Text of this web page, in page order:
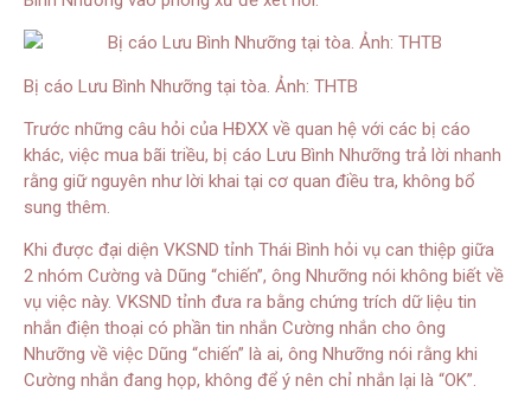
Bị cáo Lưu Bình Nhưỡng tại tòa. Ảnh: THTB
Trước những câu hỏi của HĐXX về quan hệ với các bị cáo
khác, việc mua bãi triều, bị cáo Lưu Bình Nhưỡng trả lời nhanh
rằng giữ nguyên như lời khai tại cơ quan điều tra, không bổ
sung thêm.
Khi được đại diện VKSND tỉnh Thái Bình hỏi vụ can thiệp giữa
2 nhóm Cường và Dũng “chiến”, ông Nhưỡng nói không biết về
vụ việc này. VKSND tỉnh đưa ra bằng chứng trích dữ liệu tin
nhắn điện thoại có phần tin nhắn Cường nhắn cho ông
Nhưỡng về việc Dũng “chiến” là ai, ông Nhưỡng nói rằng khi
Cường nhắn đang họp, không để ý nên chỉ nhắn lại là “OK”.